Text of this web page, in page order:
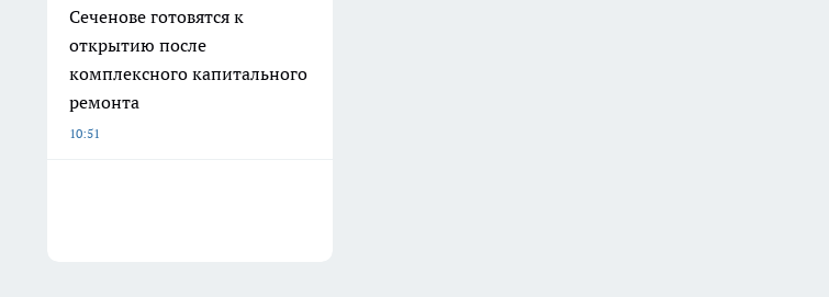
Сеченове готовятся к
открытию после
комплексного капитального
ремонта
10:51